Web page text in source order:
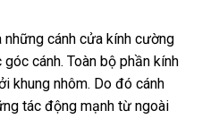
cánh cửa kính cường
cánh. Toàn bộ phần kính
khung nhôm. Do đó cánh
tác động mạnh từ ngoài